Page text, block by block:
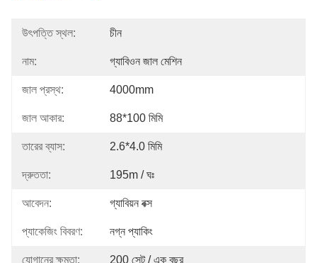
উৎপত্তি স্থল: চীন
নাম: গ্যাবিওন জাল মেশিন
জাল প্রস্থ: 4000mm
জাল আকার: 88*100 মিমি
তারের ব্যাস: 2.6*4.0 মিমি
দ্রুততা: 195m / ঘঃ
আবেদন: গ্যাবিয়ন বক্স
প্যাকেজিং বিবরণ: নগ্ন প্যাকিং
যোগানের ক্ষমতা: 200 সেট / এক বছর